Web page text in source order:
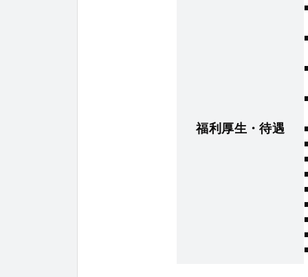
福利厚生・待遇